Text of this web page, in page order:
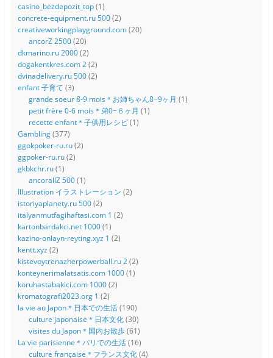
casino_bezdepozit_top(1)
concrete-equipment.ru 500(2)
creativeworkingplayground.com(20)
ancorZ 2500(20)
dkmarino.ru 2000(2)
dogakentkres.com 2(2)
dvinadelivery.ru 500(2)
enfant 子育て (3)
grande soeur 8-9 mois＊お姉ちゃん8−9ヶ月 (1)
petit frère 0-6 mois＊弟0−６ヶ月 (1)
recette enfant＊子供用レシピ(1)
Gambling(377)
ggokpoker-ru.ru(2)
ggpoker-ru.ru(2)
gkbkchr.ru(1)
ancorallZ 500(1)
Illustration イラストレーション (2)
istoriyaplanety.ru 500(2)
italyanmutfagihaftasi.com 1 (2)
kartonbardakci.net 1000(1)
kazino-onlayn-reyting.xyz 1 (2)
kentt.xyz (2)
kistevoytrenazherpowerball.ru 2(2)
konteynerimalatsatis.com 1000(1)
koruhastabakici.com 1000(2)
kromatografi2023.org 1 (2)
la vie au Japon＊日本での生活(190)
culture japonaise＊日本文化(30)
visites du Japon＊国内お散歩(61)
La vie parisienne＊パリでの生活(16)
culture française＊フランス文化(4)